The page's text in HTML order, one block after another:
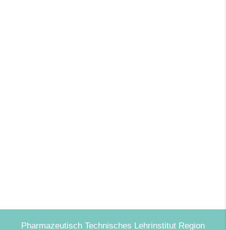
Pharmazeutisch Technisches Lehrinstitut Region